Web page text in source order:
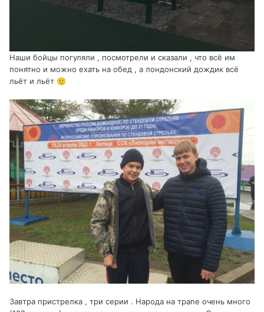
Наши бойцы погуляли , посмотрели и сказали , что всё им
понятно и можно ехать на обед , а лондонский дождик всё
льёт и льёт 🙂
Завтра пристрелка , три серии . Народа на трапе очень много